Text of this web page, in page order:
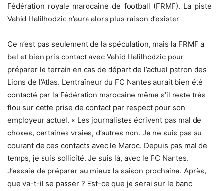
Fédération royale marocaine de football (FRMF). La piste
Vahid Halilhodzic n’aura alors plus raison d’exister
Ce n’est pas seulement de la spéculation, mais la FRMF a
bel et bien pris contact avec Vahid Halilhodzic pour
préparer le terrain en cas de départ de l’actuel patron des
Lions de l’Atlas. L’entraîneur du FC Nantes aurait bien été
contacté par la Fédération marocaine même s’il reste très
flou sur cette prise de contact par respect pour son
employeur actuel. « Les journalistes écrivent pas mal de
choses, certaines vraies, d’autres non. Je ne suis pas au
courant de ces contacts avec le Maroc. Depuis pas mal de
temps, je suis sollicité. Je suis là, avec le FC Nantes.
J’essaie de préparer au mieux la saison prochaine. Après,
que va-t-il se passer ? Est-ce que je serai sur le banc